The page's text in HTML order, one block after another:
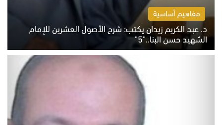
مفاهيم أساسية
د. عبد الكريم زيدان يكتب: شرح الأصول العشرين للإمام
الشهيد حسن البنا.."5"
السبت 8 أغسطس 2026 10:46 ص